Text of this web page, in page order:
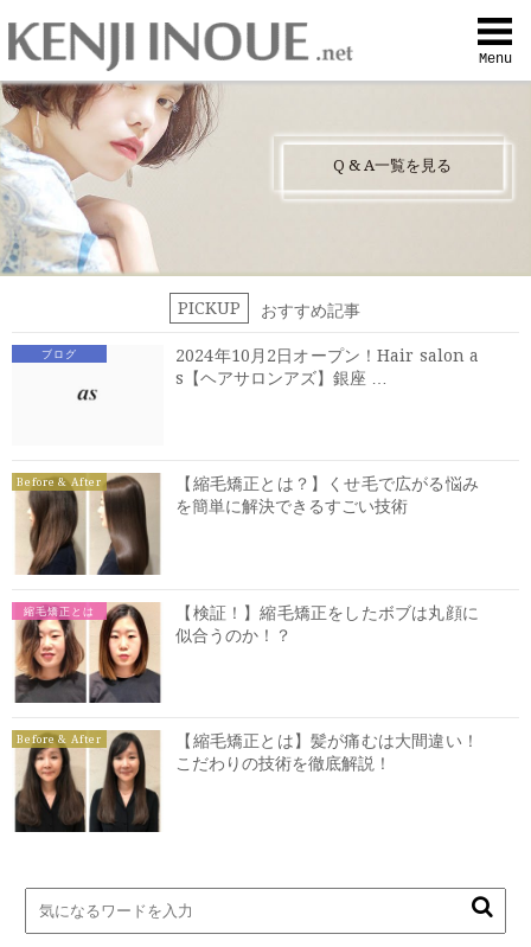
Menu
Contact
喜びの声
Q & A一覧を見る
PICKUP おすすめ記事
ブログ
2024年10月2日オープン！Hair salon a
s【ヘアサロンアズ】銀座 …
Before & After
【縮毛矯正とは？】くせ毛で広がる悩み
を簡単に解決できるすごい技術
縮毛矯正とは
【検証！】縮毛矯正をしたボブは丸顔に
似合うのか！？
Before & After
【縮毛矯正とは】髪が痛むは大間違い！
こだわりの技術を徹底解説！